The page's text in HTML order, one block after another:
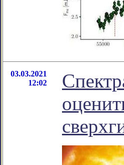
03.03.2021
12:02